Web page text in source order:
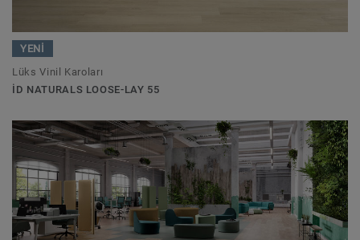
YENİ
Lüks Vinil Karoları
ID NATURALS LOOSE-LAY 55